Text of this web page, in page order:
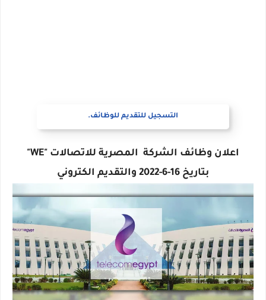
التسجيل للتقديم للوظائف.
اعلان وظائف الشركة المصرية للاتصالات "WE"
بتاريخ 16-6-2022 والتقديم الكتروني